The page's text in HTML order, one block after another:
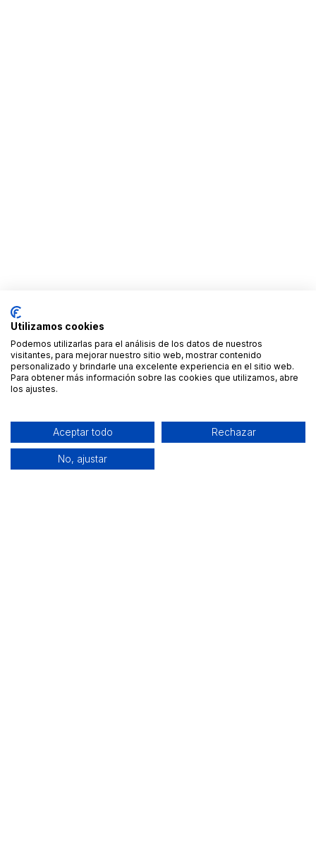
Utilizamos cookies
Podemos utilizarlas para el análisis de los datos de nuestros
visitantes, para mejorar nuestro sitio web, mostrar contenido
personalizado y brindarle una excelente experiencia en el sitio web.
Para obtener más información sobre las cookies que utilizamos, abre
los ajustes.
Aceptar todo Rechazar
No, ajustar